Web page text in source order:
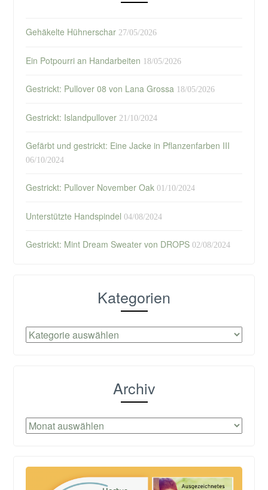
Gehäkelte Hühnerschar 27/05/2026
Ein Potpourri an Handarbeiten 18/05/2026
Gestrickt: Pullover 08 von Lana Grossa 18/05/2026
Gestrickt: Islandpullover 21/10/2024
Gefärbt und gestrickt: Eine Jacke in Pflanzenfarben III
06/10/2024
Gestrickt: Pullover November Oak 01/10/2024
Unterstützte Handspindel 04/08/2024
Gestrickt: Mint Dream Sweater von DROPS 02/08/2024
Kategorien
Kategorien
Archiv
Archiv